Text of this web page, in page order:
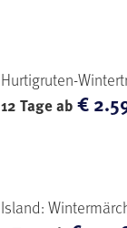
Hurtigruten-
12 Tage ab€
Island: